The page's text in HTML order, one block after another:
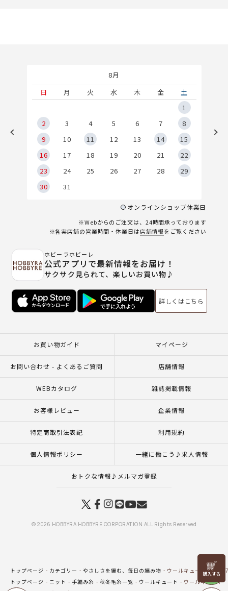
リリヤン
フェア
8月
日
月 火 水 木 金
土
1
2
3 4 5 6 7
8
9
10 11 12 13 14
15
16
17 18 19 20 21
22
23
24 25 26 27 28
29
30
31
オンラインショップ休業日
※Webからのご注文は、24時間承っております
※各実店舗の営業時間・休業日は店舗情報をご覧ください
ホビーラホビーレ
公式アプリで最新情報をお届け！
サクサク見られて、楽しいお買い物♪
詳しくはこちら
お買い物ガイド マイページ
お問い合わせ - よくあるご質問 店舗情報
WEBカタログ 雑誌掲載情報
お客様レビュー 企業情報
特定商取引法表記 利用規約
個人情報ポリシー 一緒に働こう♪求人情報
おトクな情報♪メルマガ登録
© 2026 HOBBYRA HOBBYRE CORPORATION ALL Rights Reserved
トップページ カテゴリー やさしさを編む、毎日の編み物
ウールキュート
トップページ
ニット 手編み糸 秋冬毛糸一覧 ウールキュート
ウールキュー